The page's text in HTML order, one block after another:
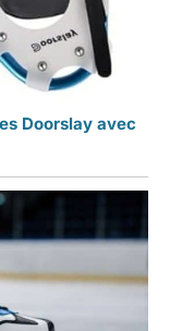
Doorslay avec